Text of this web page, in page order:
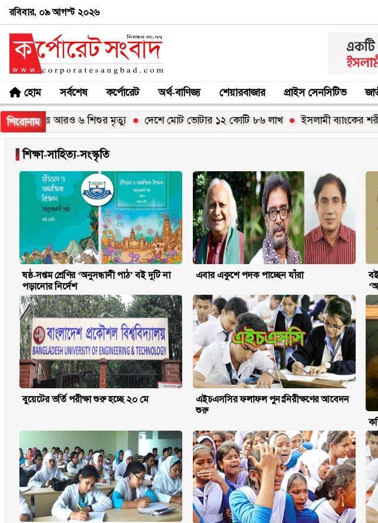
রবিবার, ০৯ আগস্ট ২০২৬
হোম সর্বশেষ কর্পোরেট অর্থ-বাণিজ্য শেয়ারবাজার প্রাইস সেনসিটিভ
শিরোনাম
নিয়ে আরও ৬ শিশুর মৃত্যু দেশে মোট ভোটার ১২ কোটি ৮৬ লাখ ইসলামী ব্যাংকের শরী’আহ
▐শিক্ষা-সাহিত্য-সংস্কৃতি
ষষ্ঠ-সপ্তম শ্রেণির ‘অনুসন্ধানী পাঠ’ বই দুটি না
পড়ানোর নির্দেশ
এবার একুশে পদক পাচ্ছেন যাঁরা
বুয়েটের ভর্তি পরীক্ষা শুরু হচ্ছে ২০ মে
এইচএসসির ফলাফল পুনঃনিরীক্ষণের আবেদন
শুরু